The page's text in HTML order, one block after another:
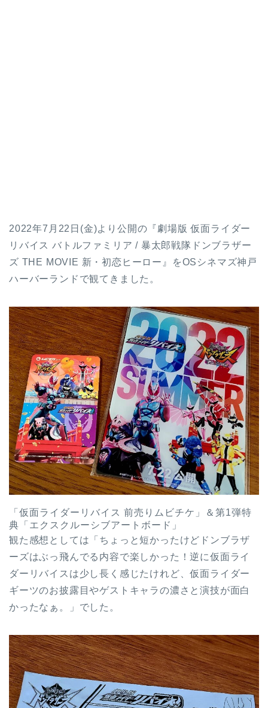
2022年7月22日(金)より公開の『劇場版 仮面ライダー
リバイス バトルファミリア / 暴太郎戦隊ドンブラザー
ズ THE MOVIE 新・初恋ヒーロー』をOSシネマズ神戸
ハーバーランドで観てきました。
「仮面ライダーリバイス 前売りムビチケ」＆第1弾特
典「エクスクルーシブアートボード」
観た感想としては「ちょっと短かったけどドンブラザ
ーズはぶっ飛んでる内容で楽しかった！逆に仮面ライ
ダーリバイスは少し長く感じたけれど、仮面ライダー
ギーツのお披露目やゲストキャラの濃さと演技が面白
かったなぁ。」でした。